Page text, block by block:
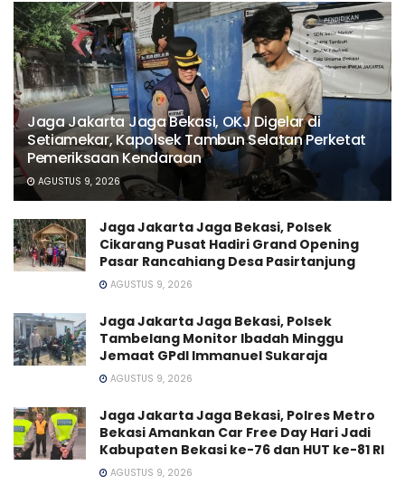
Jaga Jakarta Jaga Bekasi, OKJ Digelar di
Setiamekar, Kapolsek Tambun Selatan Perketat
Pemeriksaan Kendaraan
AGUSTUS 9, 2026
Jaga Jakarta Jaga Bekasi, Polsek
Cikarang Pusat Hadiri Grand Opening
Pasar Rancahiang Desa Pasirtanjung
AGUSTUS 9, 2026
Jaga Jakarta Jaga Bekasi, Polsek
Tambelang Monitor Ibadah Minggu
Jemaat GPdI Immanuel Sukaraja
AGUSTUS 9, 2026
Jaga Jakarta Jaga Bekasi, Polres Metro
Bekasi Amankan Car Free Day Hari Jadi
Kabupaten Bekasi ke-76 dan HUT ke-81 RI
AGUSTUS 9, 2026